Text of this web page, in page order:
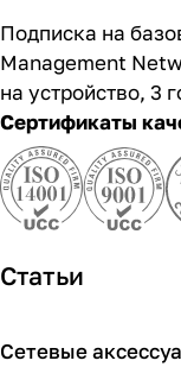
Подписка на
Management
на устройство, 3
Сертификаты
Статьи
Советы
Сетевые